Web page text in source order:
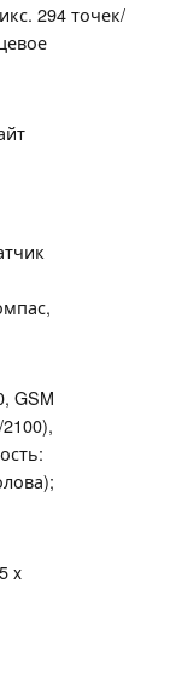
294 точек/
GSM
x